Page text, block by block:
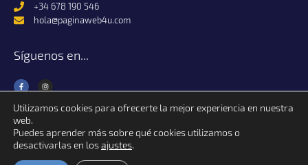
+34 678 190 546
hola@paginaweb4u.com
Síguenos en...
Página Web 4U © 2024 Alfa Raster S.L. | Todos los derechos reservados.
Utilizamos cookies para ofrecerte la mejor experiencia en nuestra
web.
Puedes aprender más sobre qué cookies utilizamos o
desactivarlas en losajustes.